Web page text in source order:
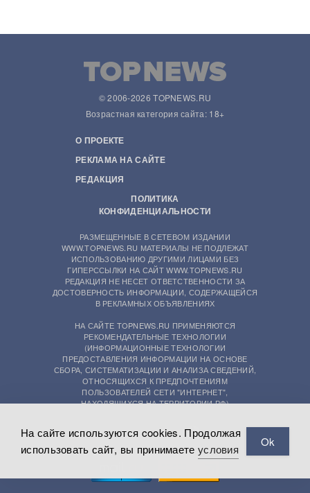
© 2006-2026 TOPNEWS.RU
Возрастная категория сайта: 18+
О ПРОЕКТЕ
РЕКЛАМА НА САЙТЕ
РЕДАКЦИЯ
ПОЛИТИКА
КОНФИДЕНЦИАЛЬНОСТИ
РАЗМЕЩЕННЫЕ В СЕТЕВОМ ИЗДАНИИ
WWW.TOPNEWS.RU МАТЕРИАЛЫ НЕ ПОДЛЕЖАТ
ИСПОЛЬЗОВАНИЮ ДРУГИМИ ЛИЦАМИ БЕЗ
ГИПЕРССЫЛКИ НА САЙТ WWW.TOPNEWS.RU
РЕДАКЦИЯ НЕ НЕСЕТ ОТВЕТСТВЕННОСТИ ЗА
ДОСТОВЕРНОСТЬ ИНФОРМАЦИИ, СОДЕРЖАЩЕЙСЯ
В РЕКЛАМНЫХ ОБЪЯВЛЕНИЯХ
НА САЙТЕ TOPNEWS.RU ПРИМЕНЯЮТСЯ
РЕКОМЕНДАТЕЛЬНЫЕ ТЕХНОЛОГИИ
(ИНФОРМАЦИОННЫЕ ТЕХНОЛОГИИ
ПРЕДОСТАВЛЕНИЯ ИНФОРМАЦИИ НА ОСНОВЕ
СБОРА, СИСТЕМАТИЗАЦИИ И АНАЛИЗА СВЕДЕНИЙ,
ОТНОСЯЩИХСЯ К ПРЕДПОЧТЕНИЯМ
ПОЛЬЗОВАТЕЛЕЙ СЕТИ "ИНТЕРНЕТ",
НАХОДЯЩИХСЯ НА ТЕРРИТОРИИ РФ)
На сайте используются cookies. Продолжая
использовать сайт, вы принимаете условия
Ok